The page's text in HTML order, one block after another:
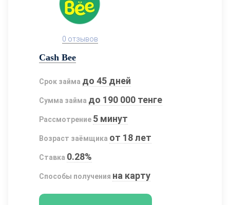
0 отзывов
Cash Bee
Срок займа до 45 дней
Сумма займа до 190 000 тенге
Рассмотрение 5 минут
Возраст заёмщика от 18 лет
Ставка 0.28%
Способы получения на карту